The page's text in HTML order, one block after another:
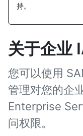
持。
关于企业
您可以使用
管理对您的企
Enterprise
问权限。